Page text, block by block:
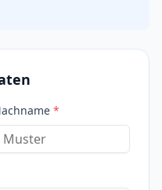
*